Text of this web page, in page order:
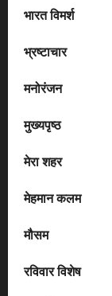
भारत विमर्श
भ्रष्टाचार
मनोरंजन
मुख्यपृष्ठ
मेरा शहर
मेहमान कलम
मौसम
रविवार विशेष